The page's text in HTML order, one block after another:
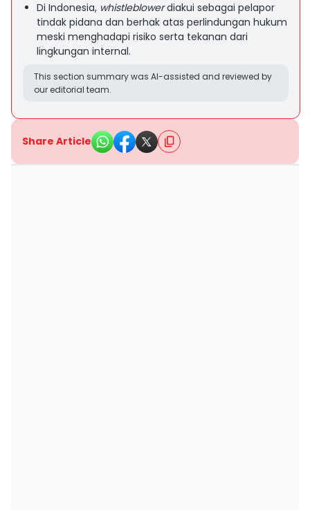
Di Indonesia, whistleblowerdiakui sebagai pelapor
tindak pidana dan berhak atas perlindungan hukum
meski menghadapi risiko serta tekanan dari
lingkungan internal.
This section summary was AI-assisted and reviewed by
our editorial team.
Share Article